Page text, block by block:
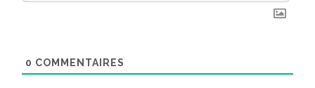
0 COMMENTAIRES